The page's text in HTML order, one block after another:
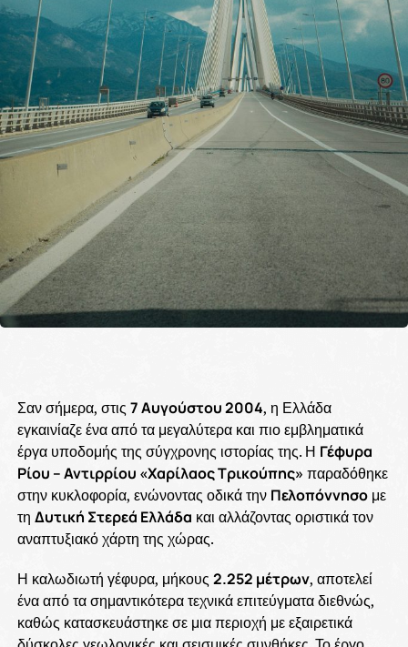
Σαν σήμερα, στις 7 Αυγούστου 2004, η Ελλάδα
εγκαινίαζε ένα από τα μεγαλύτερα και πιο εμβληματικά
έργα υποδομής της σύγχρονης ιστορίας της. Η Γέφυρα
Ρίου – Αντιρρίου «Χαρίλαος Τρικούπης» παραδόθηκε
στην κυκλοφορία, ενώνοντας οδικά την Πελοπόννησομε
τη Δυτική Στερεά Ελλάδα και αλλάζοντας οριστικά τον
αναπτυξιακό χάρτη της χώρας.
Η καλωδιωτή γέφυρα, μήκους 2.252 μέτρων, αποτελεί
ένα από τα σημαντικότερα τεχνικά επιτεύγματα διεθνώς,
καθώς κατασκευάστηκε σε μια περιοχή με εξαιρετικά